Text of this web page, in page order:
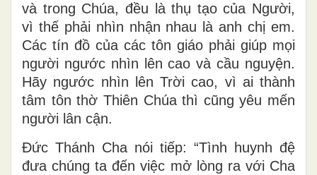
và trong Chúa, đều là thụ tạo của Người,
vì thế phải nhìn nhận nhau là anh chị em.
Các tín đồ của các tôn giáo phải giúp mọi
người ngước nhìn lên cao và cầu nguyện.
Hãy ngước nhìn lên Trời cao, vì ai thành
tâm tôn thờ Thiên Chúa thì cũng yêu mến
người lân cận.
Đức Thánh Cha nói tiếp: “Tình huynh đệ
đưa chúng ta đến việc mở lòng ra với Cha